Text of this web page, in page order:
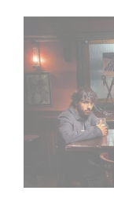
Wenn
Revenge Club.